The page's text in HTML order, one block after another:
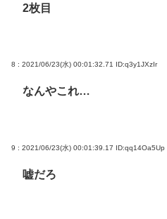
2枚目
8 : 2021/06/23(水) 00:01:32.71 ID:q3y1JXzIr
なんやこれ…
9 : 2021/06/23(水) 00:01:39.17 ID:qq14Oa5Up
嘘だろ